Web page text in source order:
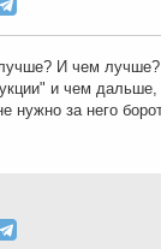
И чем
и чем
нужно за него